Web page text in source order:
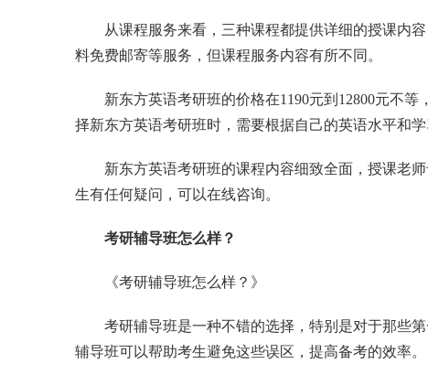
从课程服务来看，三种课程都提供详细的授课内
料免费邮寄等服务，但课程服务内容有所不同。
新东方英语考研班的价格在1190元到12800元不
择新东方英语考研班时，需要根据自己的英语水平和
新东方英语考研班的课程内容细致全面，授课老
生有任何疑问，可以在线咨询。
考研辅导班怎么样？
《考研辅导班怎么样？》
考研辅导班是一种不错的选择，特别是对于那些
辅导班可以帮助考生避免这些误区，提高备考的效率。